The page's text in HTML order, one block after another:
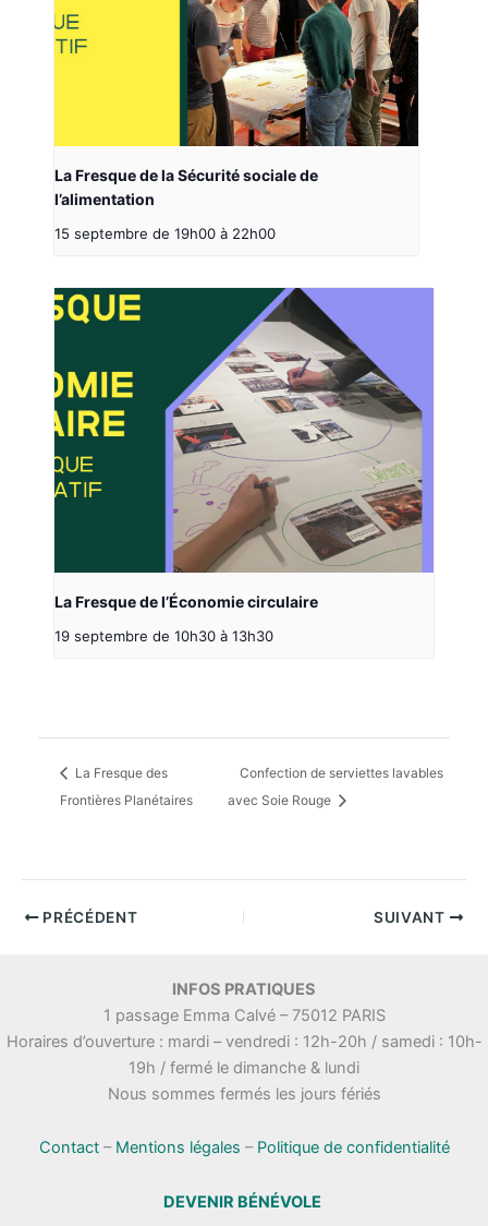
La Fresque de la Sécurité sociale de
l’alimentation
15 septembre de 19h00 à 22h00
La Fresque de l’Économie circulaire
19 septembre de 10h30 à 13h30
La Fresque des
Frontières Planétaires
Confection de serviettes lavables
avec Soie Rouge
PRÉCÉDENT SUIVANT
INFOS PRATIQUES
1 passage Emma Calvé – 75012 PARIS
Horaires d’ouverture : mardi – vendredi : 12h-20h / samedi : 10h-
19h / fermé le dimanche & lundi
Nous sommes fermés les jours fériés
Contact– Mentions légales – Politique de confidentialité
DEVENIR BÉNÉVOLE